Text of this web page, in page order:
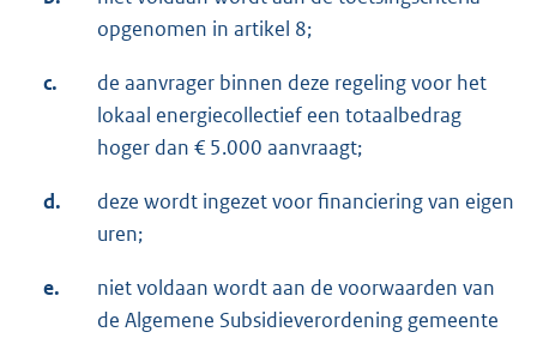
opgenomen in artikel 8;
c.
de aanvrager binnen deze regeling voor het
lokaal energiecollectief een totaalbedrag
hoger dan € 5.000 aanvraagt;
d.
deze wordt ingezet voor financiering van eigen
uren;
e.
niet voldaan wordt aan de voorwaarden van
de Algemene Subsidieverordening gemeente